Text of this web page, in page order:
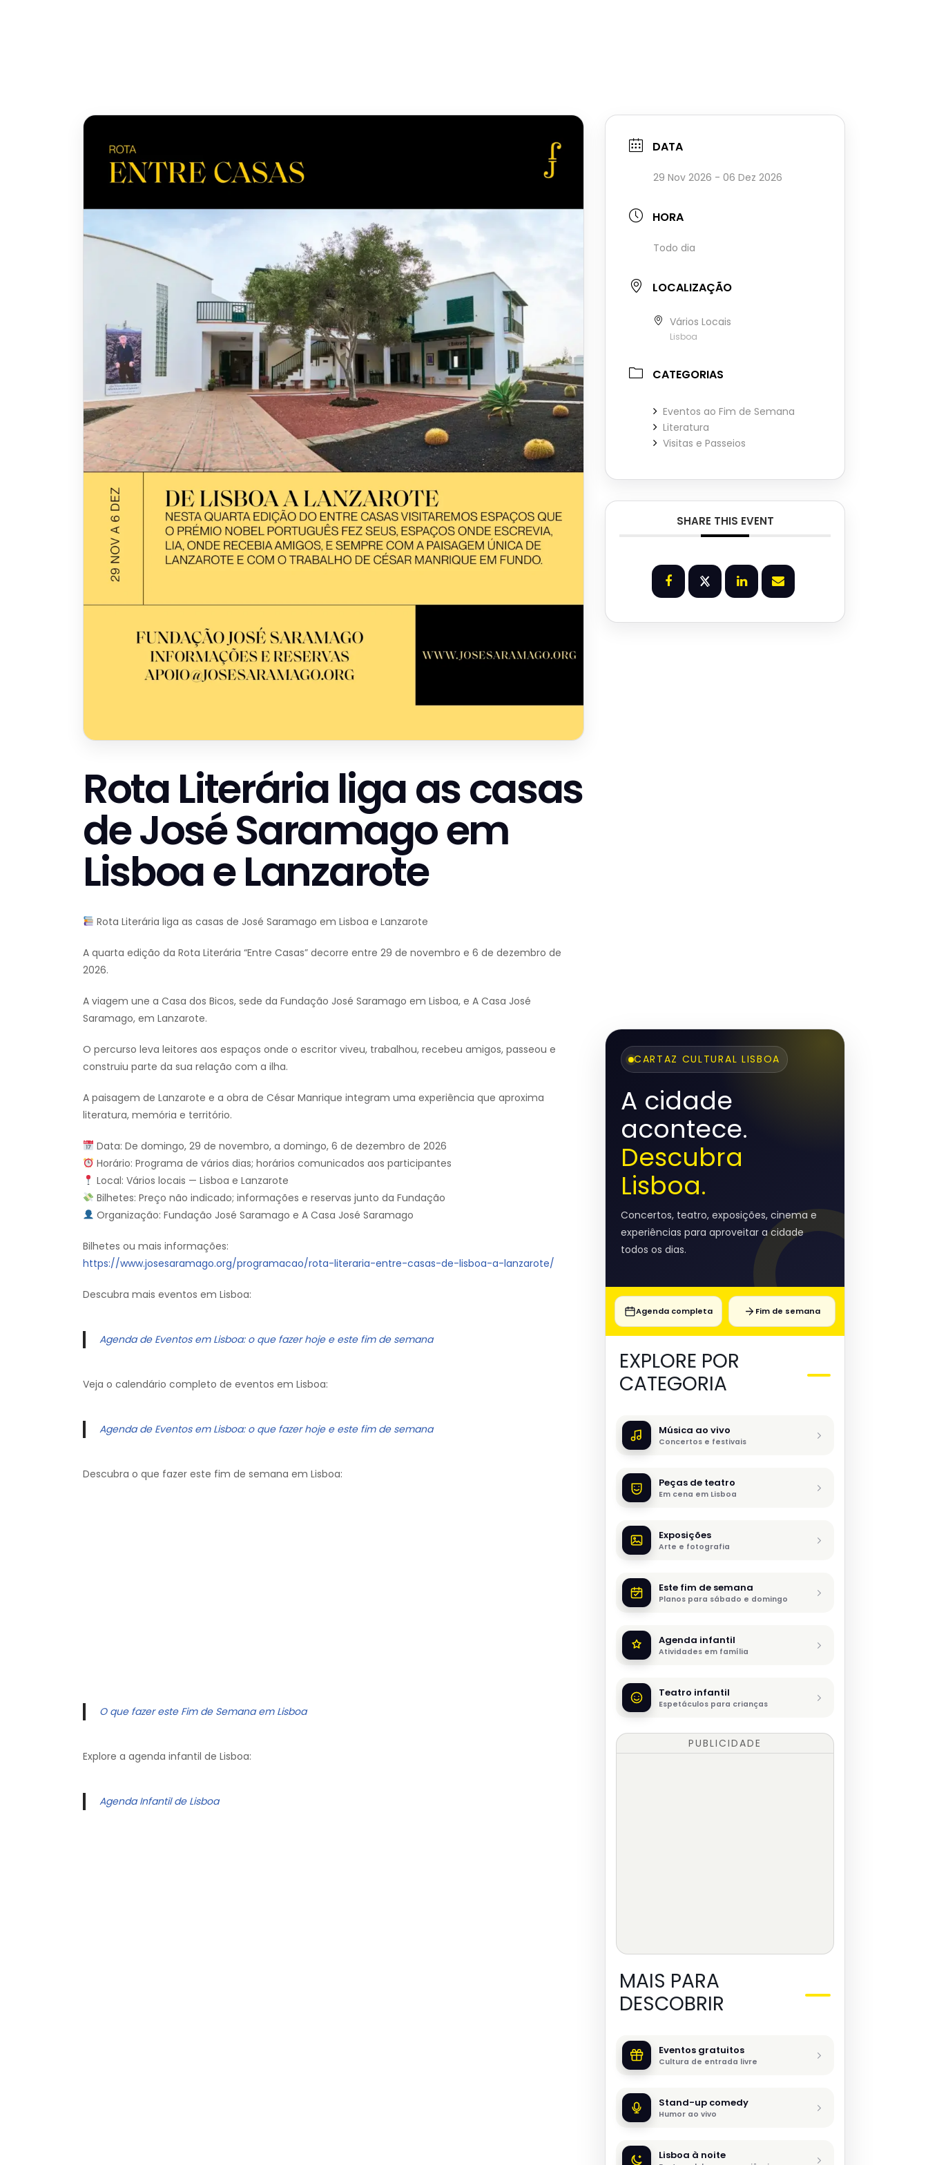
Rota Literária liga as casas
de José Saramago em
Lisboa e Lanzarote
Rota Literária liga as casas de José Saramago em Lisboa e Lanzarote
A quarta edição da Rota Literária “Entre Casas” decorre entre 29 de novembro e 6 de dezembro de
2026.
A viagem une a Casa dos Bicos, sede da Fundação José Saramago em Lisboa, e A Casa José
Saramago, em Lanzarote.
O percurso leva leitores aos espaços onde o escritor viveu, trabalhou, recebeu amigos, passeou e
construiu parte da sua relação com a ilha.
A paisagem de Lanzarote e a obra de César Manrique integram uma experiência que aproxima
literatura, memória e território.
Data: De domingo, 29 de novembro, a domingo, 6 de dezembro de 2026
Horário: Programa de vários dias; horários comunicados aos participantes
Local: Vários locais — Lisboa e Lanzarote
Bilhetes: Preço não indicado; informações e reservas junto da Fundação
Organização: Fundação José Saramago e A Casa José Saramago
Bilhetes ou mais informações:
https://www.josesaramago.org/programacao/rota-literaria-entre-casas-de-lisboa-a-lanzarote/
Descubra mais eventos em Lisboa:
Agenda de Eventos em Lisboa: o que fazer hoje e este fim de semana
Veja o calendário completo de eventos em Lisboa:
Agenda de Eventos em Lisboa: o que fazer hoje e este fim de semana
Descubra o que fazer este fim de semana em Lisboa:
O que fazer este Fim de Semana em Lisboa
Explore a agenda infantil de Lisboa:
Agenda Infantil de Lisboa
DATA
29 Nov 2026 - 06 Dez 2026
HORA
Todo dia
LOCALIZAÇÃO
Vários Locais
Lisboa
CATEGORIAS
Eventos ao Fim de Semana
Literatura
Visitas e Passeios
SHARE THIS EVENT
CARTAZ CULTURAL LISBOA
A cidade
acontece.
Descubra
Lisboa.
Concertos, teatro, exposições, cinema e
experiências para aproveitar a cidade
todos os dias.
Agenda completa Fim de semana
EXPLORE POR
CATEGORIA
Música ao vivo
Concertos e festivais
Peças de teatro
Em cena em Lisboa
Exposições
Arte e fotografia
Este fim de semana
Planos para sábado e domingo
Agenda infantil
Atividades em família
Teatro infantil
Espetáculos para crianças
PUBLICIDADE
MAIS PARA
DESCOBRIR
Eventos gratuitos
Cultura de entrada livre
Stand-up comedy
Humor ao vivo
Lisboa à noite